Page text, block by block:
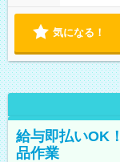
気になる！
給与即払いOK
品作業